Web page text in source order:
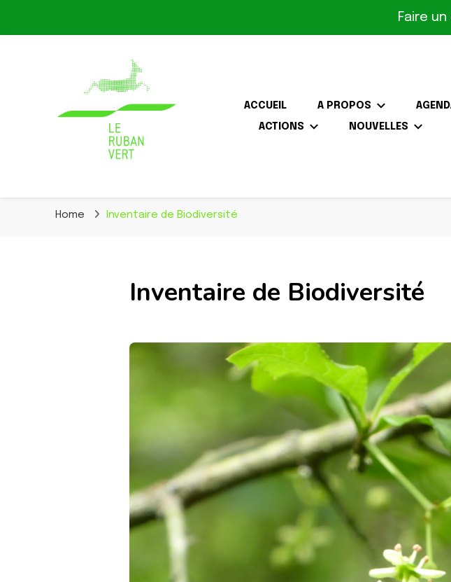
Faire
ACCUEIL A PROPOS
ACTIONS
NOUVELLES
Home Inventaire de Biodiversité
Inventaire de Biodiversité